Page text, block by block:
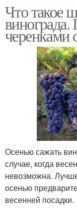
Что такое
винограда.
черенками
Осенью сажать
случае, когда
невозможна.
осенью
весенней посадки.